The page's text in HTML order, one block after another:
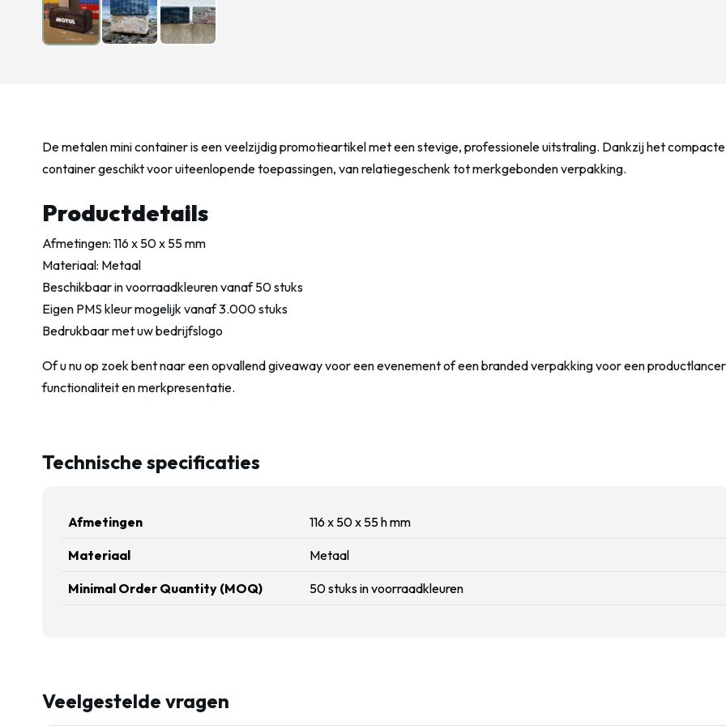
De metalen mini container is een veelzijdig promotieartikel met een stevige, professionele uitstraling. Dankzij het
container geschikt voor uiteenlopende toepassingen, van relatiegeschenk tot merkgebonden verpakking.
Productdetails
Afmetingen: 116 x 50 x 55 mm
Materiaal: Metaal
Beschikbaar in voorraadkleuren vanaf 50 stuks
Eigen PMS kleur mogelijk vanaf 3.000 stuks
Bedrukbaar met uw bedrijfslogo
Of u nu op zoek bent naar een opvallend giveaway voor een evenement of een branded verpakking voor een
functionaliteit en merkpresentatie.
Technische specificaties
Afmetingen 116 x 50 x 55 h mm
Materiaal Metaal
Minimal Order Quantity (MOQ) 50 stuks in voorraadkleuren
Veelgestelde vragen